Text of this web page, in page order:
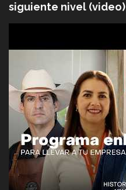
siguiente nivel (video)